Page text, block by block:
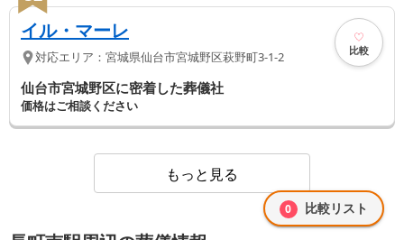
イル・マーレ
対応エリア： 宮城県仙台市宮城野区萩野町3-1-2 比較
仙台市宮城野区に密着した葬儀社
価格はご相談ください
もっと見る
0 比較リスト